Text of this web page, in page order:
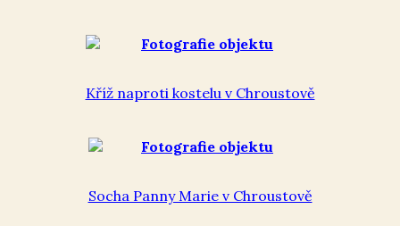
Kříž naproti kostelu v Chroustově
Socha Panny Marie v Chroustově